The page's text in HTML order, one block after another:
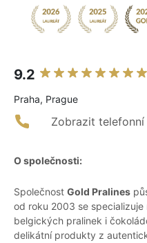
9.2
Praha, Prague
Zobrazit telefonní
O společnosti:
Společnost Gold Pralines
od roku 2003 se
belgických pralinek i
delikátní produkty z